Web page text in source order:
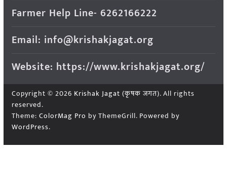
Farmer Help Line- 6262166222
Email: info@krishakjagat.org
Website: https://www.krishakjagat.org/
Copyright © 2026 Krishak Jagat (कृषक जगत). All rights
reserved.
Theme: ColorMag Pro by ThemeGrill. Powered by
WordPress.